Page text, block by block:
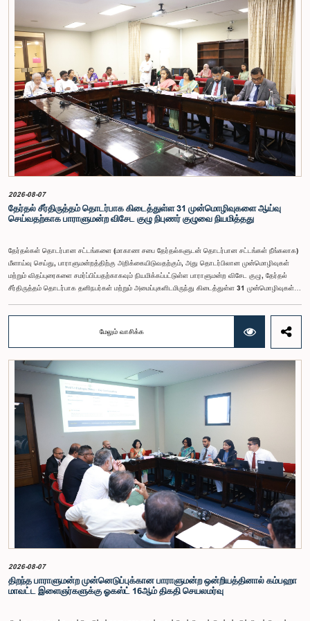
சுயாதீனத் தன்மை உள்ளிட்ட விடயங்களை கருத்தில் கொண்டு, சம்பள மட்டம் தொடர்பாக குழுத்
தலைவர் உள்ளிட்ட உறுப்பினர்கள் தமது கருத்துகளையும் பரிந்துரைகளையும் முன்வைத்தனர்.மேலும்,
அரசியலமைப்பின் 170 ஆம் உறுப்புரையின் பிரகாரம், கணக்காய்வாளர் நாயகம் ஒரு அரசாங்க ஊழியர்
அல்ல என்பதையும், நடைமுறையில் உள்ள அரசாங்க சம்பள அளவுகோலுக்கு வெளியே இப்பதவிக்கான
சம்பளத்தை விசேடமாக பரிசீலிக்க முடியும் என்பதையும் குழு சுட்டிக்காட்டியது.முன்மொழியப்பட்ட சம்பளத்
தொகை, முன்னர் பதவி வகித்த கணக்காய்வாளர் நாயகங்களின் சம்பளங்களையும் கருத்தில் கொண்டு
நிர்ணயிக்கப்பட்டதாக அதிகாரிகள் தெரிவித்தனர். இதற்கு முன்னர், சம்பளங்கள் மற்றும் பணியாளர்
ஆணைக்குழுவே இத்தகைய சம்பளங்களை நிர்ணயித்து வந்த போதிலும், தற்போது அத்தகைய
ஆணைக்குழு இல்லையெனவும் அதிகாரிகள் குறிப்பிட்டனர்.கணக்காய்வாளர் நாயகத்திற்கான
முன்மொழியப்பட்ட சம்பள மட்டத்தை குழு அங்கீகரித்திருந்தாலும், அப்பதவிக்கு வழங்கப்பட்டுள்ள
பொறுப்புகள் மற்றும் கடமைகளின் முக்கியத்துவத்தை கருத்தில் கொண்டு, அந்தச் சம்பளம் மேலும்
உயர்ந்த மட்டத்தில் இருக்க வேண்டும் என்ற கருத்தை குழுத் தலைவர் உள்ளிட்ட உறுப்பினர்கள்
முன்வைத்தனர்.அதன்படி, எதிர்காலத்தில் இச்சம்பள மட்டம் தொடர்பாக மேலும் கவனம் செலுத்தி
தேவையான தீர்மானங்கள் எடுக்கப்பட வேண்டியதன் அவசியம் குழுவில் வலியுறுத்தப்பட்டது. மேலும்,
நிரந்தரமானதும் சுயாதீனமானதுமான சம்பள மற்றும் பணியாளர் ஆணைக்குழுவை நிறுவுவதற்கான
யோசனையையும் குழுத் தலைவர் முன்வைத்தார்.
2026-08-07
தேர்தல் சீர்திருத்தம் தொடர்பாக கிடைத்துள்ள 31 முன்மொழிவுகளை ஆய்வு
செய்வதற்காக பாராளுமன்ற விசேட குழு நிபுணர் குழுவை நியமித்தது
தேர்தல்கள் தொடர்பான சட்டங்களை (மாகாண சபை தேர்தல்களுடன் தொடர்பான சட்டங்கள் நீங்கலாக)
மீளாய்வு செய்து, பாராளுமன்றத்திற்கு அறிக்கையிடுவதற்கும், அது தொடர்பிலான முன்மொழிவுகள்
மற்றும் விதப்புரைகளை சமர்ப்பிப்பதற்காகவும் நியமிக்கப்பட்டுள்ள பாராளுமன்ற விசேட குழு, தேர்தல்
சீர்திருத்தம் தொடர்பாக தனிநபர்கள் மற்றும் அமைப்புகளிடமிருந்து கிடைத்துள்ள 31 முன்மொழிவுகள்
நியமித்துள்ளது.கௌரவ பொது நிர்வாக, மாகாண சபைகள் மற்றும் உள்ளூராட்சி அமைச்சர் பேராசிரியர்
ஏ.எச்.எம்.எச்.அபயரத்ன அவர்கள் தலைமையில் அண்மையில் பாராளுமன்றத்தில் நடைபெற்ற குறித்த
விசேட குழுக் கூட்டத்தின் போதே இத்தீர்மானம் எடுக்கப்பட்டது.2004, 2007 மற்றும் 2022 ஆம்
ஆண்டுகளில் வெளியிடப்பட்ட பாராளுமன்ற விசேட குழுக்களின் அறிக்கைகள் மற்றும் தனிநபர்கள்,
அமைப்புகள் ஆகியவற்றினால் சமர்ப்பிக்கப்பட்டுள்ள 31 முன்மொழிவுகளை அடிப்படையாகக் கொண்டு
தேர்தல் சீர்திருத்தங்கள் தொடர்பாக விரிவான கலந்துரையாடல் இங்கு இடம்பெற்றது.உள்ளூராட்சி
மன்றத் தேர்தல் முறைக்காக கலப்பு தேர்தல் முறையை அறிமுகப்படுத்துதல், சிறு கட்சிகள் மற்றும்
சிறுபான்மை குழுக்களின் பிரதிநிதித்துவத்தை உறுதிப்படுத்துதல், பெண்களின் பிரதிநிதித்துவத்தை
மேம்படுத்துதல், மின்னணு வாக்களிப்பு முறையை அறிமுகப்படுத்துதல், முன்கூட்டியே வாக்களிக்கும்
வசதியை ஏற்படுத்துதல் உள்ளிட்ட பல்வேறு முன்மொழிவுகள் தொடர்பில் இக்கூட்டத்தில் விசேட கவனம்
செலுத்தப்பட்டது.மேலும், வெளிநாடுகளில் வாழும் இலங்கையர்களுக்கு வாக்களிக்கும் உரிமையை
வழங்குவது தொடர்பான முன்மொழிவுகளும் பரிசீலிக்கப்பட்டதுடன், அதற்குத் தேவையான சட்ட மற்றும்
நிர்வாக ஏற்பாடுகள் குறித்து மேலும் விரிவான ஆய்வு மேற்கொள்ள வேண்டியதன் அவசியமும்
வலியுறுத்தப்பட்டது.விசேட குழுவினால் நியமிக்கப்பட்டுள்ள நிபுணர் குழு, கிடைத்துள்ள 31
முன்மொழிவுகளையும் முந்தைய பாராளுமன்ற விசேட குழுக்களின் அறிக்கைகளையும் பகுப்பாய்வு
செய்து, நடைமுறைக்கு ஏற்ற பரிந்துரைகளைக் கொண்ட அறிக்கையொன்றைத் தயாரிக்கவுள்ளது.
அதனைத் தொடர்ந்து, அந்தப் பரிந்துரைகளை ஆராய்ந்து அடுத்தகட்ட நடவடிக்கைகளை முன்னெடுக்க
குழு தீர்மானித்தது.இக்கூட்டத்தில், குழு உறுப்பினரான அமைச்சர் கலாநிதி உபாலி பன்னிலகே மற்றும்
பாராளுமன்ற உறுப்பினர்களான ரவி கருணாநாயக்க, ருவந்திலக ஜயக்கொடி மற்றும் கதிரவேலு
சண்முகம் குகதாசன் ஆகியோர் கலந்துகொண்டனர்.
மேலும் வாசிக்க
2026-08-07
திறந்த பாராளுமன்ற முன்னெடுப்புக்கான பாராளுமன்ற ஒன்றியத்தினால் கம்பஹா
மாவட்ட இளைஞர்களுக்கு ஓகஸ்ட் 16ஆம் திகதி செயலமர்வு